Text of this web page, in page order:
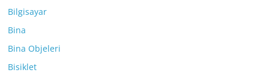
Bilgisayar
Bina
Bina Objeleri
Bisiklet